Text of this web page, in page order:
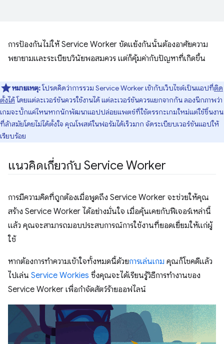
การป้องกันไม่ให้ Service Worker ขัดแย้งกันนั้นต้องอาศัยความ
พยายามและระเบียบวินัยพอสมควร แต่ก็คุ้มค่ากับปัญหาที่เกิดขึ้น
หมายเหตุ:โปรดคิดว่าการรวม Service Worker เข้ากับเว็บไซต์เป็นแอปที่ติด
ตั้งได้โดยแต่ละเวอร์ชันควรใช้งานได้ แต่ละเวอร์ชันควรแยกจากกัน ลองนึกภาพว่า
เกมจะบั๊กแค่ไหนหากนักพัฒนาแอปปล่อยแพตช์ที่ใช้ตรรกะเกมใหม่แต่ใช้ชิ้นงาน
ที่ล้าสมัยโดยไม่ได้ตั้งใจ คุณโพสต์ในฟอรัมได้เร็วมาก จัดระเบียบเวอร์ชันแอปให้
เรียบร้อย
แนวคิดเกี่ยวกับ Service Worker
การมีความคิดที่ถูกต้องเมื่อพูดถึง Service Worker จะช่วยให้คุณ
สร้าง Service Worker ได้อย่างมั่นใจ เมื่อคุ้นเคยกับฟีเจอร์เหล่านี้
แล้ว คุณจะสามารถมอบประสบการณ์การใช้งานที่ยอดเยี่ยมให้แก่ผู้
ใช้
หากต้องการทำความเข้าใจทั้งหมดนี้ด้วยการเล่นเกม คุณก็โชคดีแล้ว
ไปเล่น Service Workies ซึ่งคุณจะได้เรียนรู้วิธีการทำงานของ
Service Worker เพื่อกำจัดสัตว์ร้ายออฟไลน์